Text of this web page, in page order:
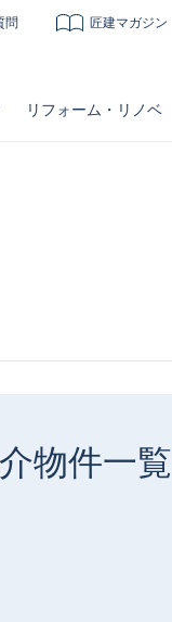
問 匠建マガジン
リフォーム・リノベ
物件一覧